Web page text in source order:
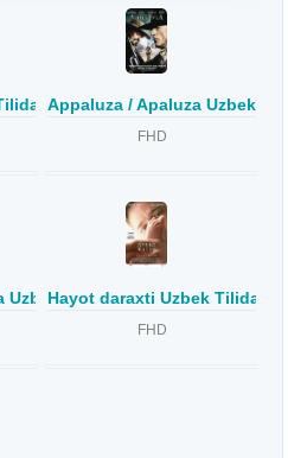
Appaluza / Apaluza Uzbek tilida
FHD
Uzbek Tilida
Hayot daraxti Uzbek Tilida
FHD